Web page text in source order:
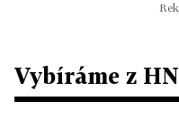
Vybíráme z HN